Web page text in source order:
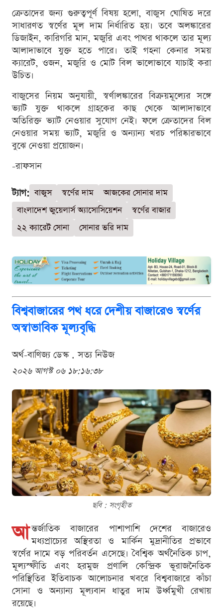
ক্রেতাদের জন্য গুরুত্বপূর্ণ বিষয় হলো, বাজুস ঘোষিত দরে
সাধারণত স্বর্ণের মূল দাম নির্ধারিত হয়। তবে অলঙ্কারের
ডিজাইন, কারিগরি মান, মজুরি এবং পাথর থাকলে তার মূল্য
আলাদাভাবে যুক্ত হতে পারে। তাই গহনা কেনার সময়
ক্যারেট, ওজন, মজুরি ও মোট বিল ভালোভাবে যাচাই করা
উচিত।
বাজুসের নিয়ম অনুযায়ী, স্বর্ণালঙ্কারের বিক্রয়মূল্যের সঙ্গে
ভ্যাট যুক্ত থাকলে গ্রাহকের কাছ থেকে আলাদাভাবে
অতিরিক্ত ভ্যাট নেওয়ার সুযোগ নেই। ফলে ক্রেতাদের বিল
নেওয়ার সময় ভ্যাট, মজুরি ও অন্যান্য খরচ পরিষ্কারভাবে
বুঝে নেওয়া প্রয়োজন।
-রাফসান
ট্যাগ: বাজুস স্বর্ণের দাম
আজকের সোনার দাম
বাংলাদেশ জুয়েলার্স অ্যাসোসিয়েশন
স্বর্ণের বাজার
২২ ক্যারেট সোনা
সোনার ভরি দাম
বিশ্ববাজারের পথ ধরে দেশীয় বাজারেও স্বর্ণের
অস্বাভাবিক মূল্যবৃদ্ধি
অর্থ-বাণিজ্য ডেস্ক . সত্য নিউজ
২০২৬ আগস্ট ০৬ ১৮:১৬:৩৮
ছবি : সংগৃহীত
আ ন্তর্জাতিক বাজারের পাশাপাশি দেশের বাজারেও
মধ্যপ্রাচ্যের অস্থিরতা ও মার্কিন মুদ্রানীতির প্রভাবে
স্বর্ণের দামে বড় পরিবর্তন এসেছে। বৈশ্বিক অর্থনৈতিক চাপ,
মূল্যস্ফীতি এবং হরমুজ প্রণালি কেন্দ্রিক ভূরাজনৈতিক
পরিস্থিতির ইতিবাচক আলোচনার খবরে বিশ্ববাজারে কাঁচা
সোনা ও অন্যান্য মূল্যবান ধাতুর দাম উর্ধ্বমুখী রেখায়
রয়েছে।